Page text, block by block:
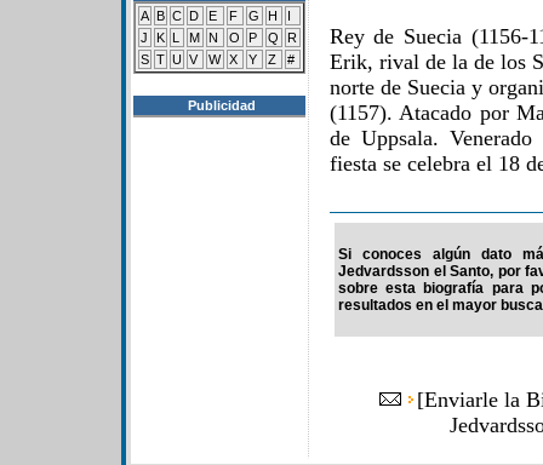
A B C D E F G H
I
J
K L M N O P Q
R
S T U V W X Y Z #
Publicidad
Rey de Suecia (1156-
Erik, rival de la de los
norte de Suecia y
(1157). Atacado por
de Uppsala.
fiesta se celebra el 18
Si conoces algún dato
Jedvardsson el Santo, por
sobre esta biografía para
resultados en el mayor
[Enviarle la